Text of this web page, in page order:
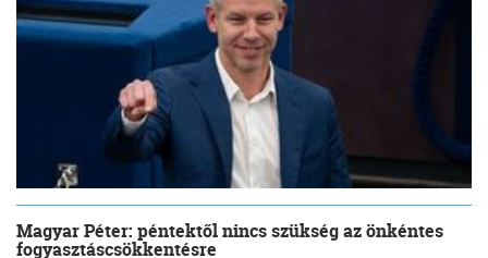
Magyar Péter: péntektől nincs szükség az önkéntes
fogyasztáscsökkentésre